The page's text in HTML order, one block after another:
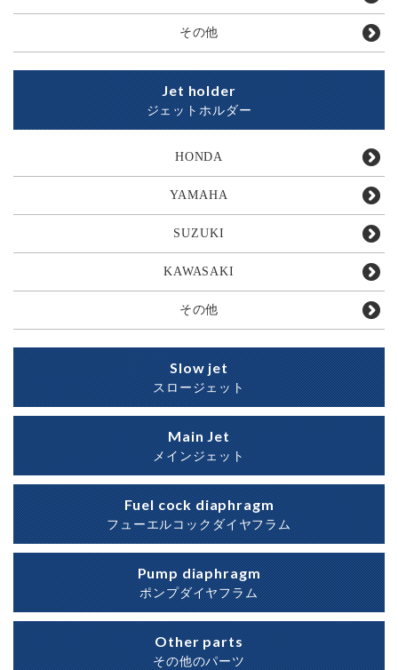
その他
Jet holder
ジェットホルダー
HONDA
YAMAHA
SUZUKI
KAWASAKI
その他
Slow jet
スロージェット
Main Jet
メインジェット
Fuel cock diaphragm
フューエルコックダイヤフラム
Pump diaphragm
ポンプダイヤフラム
Other parts
その他のパーツ